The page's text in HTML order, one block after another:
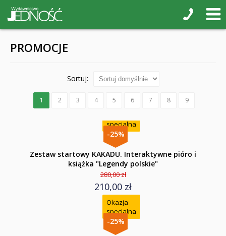
PROMOCJE
Sortuj:
1 2 3 4 5 6 7 8 9
-25%
specjalna
Zestaw startowy KAKADU. Interaktywne pióro i
książka "Legendy polskie"
280,00 zł
210,00 zł
-25%
Okazja
specjalna